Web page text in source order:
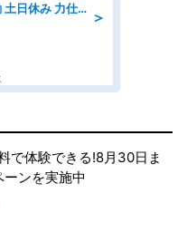
＞
検査/検品/ライン作業 日勤 土日休み 力仕事ほぼなし 座り作業メイン 検品·検査
で体験できる!8月30日ま
ンを実施中